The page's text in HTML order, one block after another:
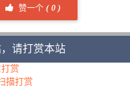
赞一个( 0 )
请打赏本站
赏